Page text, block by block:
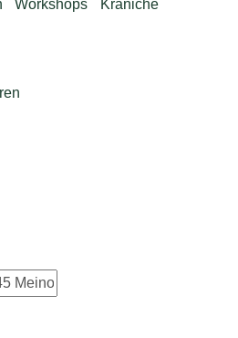
Workshops Kraniche